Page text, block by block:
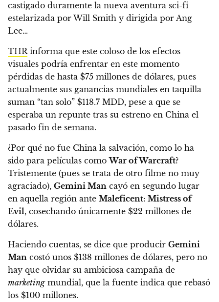
castigado duramente la nueva aventura sci-fi
estelarizada por Will Smith y dirigida por Ang
Lee…
THR informa que este coloso de los efectos
visuales podría enfrentar en este momento
pérdidas de hasta $75 millones de dólares, pues
actualmente sus ganancias mundiales en taquilla
suman “tan solo” $118.7 MDD, pese a que se
esperaba un repunte tras su estreno en China el
pasado fin de semana.
¿Por qué no fue China la salvación, como lo ha
sido para películas comoWar of Warcraft?
Tristemente (pues se trata de otro filme no muy
agraciado), Gemini Man cayó en segundo lugar
en aquella región ante Maleficent: Mistress of
Evil, cosechando únicamente $22 millones de
dólares.
Haciendo cuentas, se dice que producir Gemini
Man costó unos $138 millones de dólares, pero no
hay que olvidar su ambiciosa campaña de
marketingmundial, que la fuente indica que rebasó
los $100 millones.